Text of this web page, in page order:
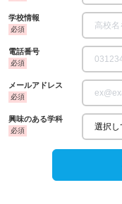
学校情報
電話番号
メールアドレス
興味のある学科